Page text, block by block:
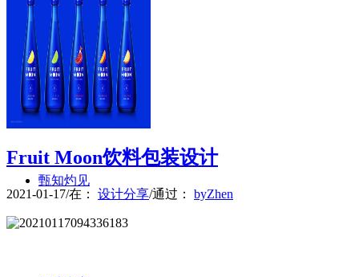
简介
甄知灼见
Fruit Moon饮料包装设计
2021-01-17/在： 设计分享/通过： byZhen